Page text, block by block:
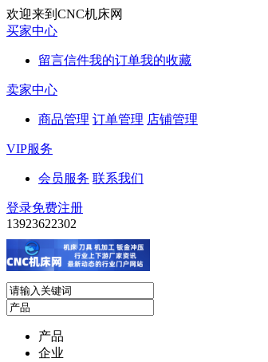
欢迎来到CNC机床网
买家中心
留言信件我的订单我的收藏
卖家中心
商品管理 订单管理 店铺管理
VIP服务
会员服务 联系我们
登录免费注册
13923622302
产品
企业